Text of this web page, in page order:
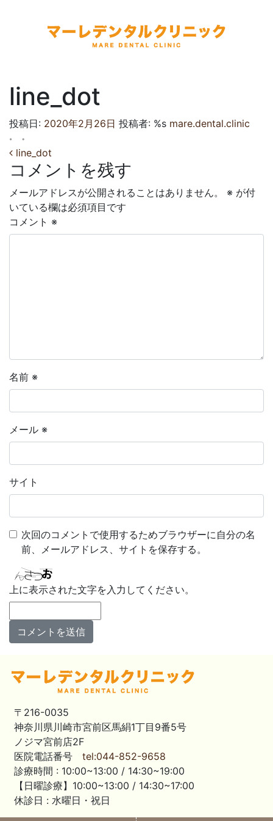
line_dot
投稿日: 2020年2月26日 投稿者: %s mare.dental.clinic
投稿ナビゲーション
line_dot
コメントを残す
メールアドレスが公開されることはありません。 ※ が付
いている欄は必須項目です
コメント ※
名前 ※
メール ※
サイト
次回のコメントで使用するためブラウザーに自分の名
前、メールアドレス、サイトを保存する。
上に表示された文字を入力してください。
〒216-0035
神奈川県川崎市宮前区馬絹1丁目9番5号
ノジマ宮前店2F
医院電話番号 tel:044-852-9658
診療時間 : 10:00~13:00 / 14:30~19:00
【日曜診療】10:00~13:00 / 14:30~17:00
休診日 : 水曜日・祝日